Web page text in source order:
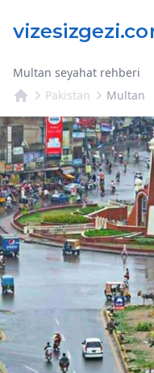
Multan seyahat rehberi
Pakistan
Multan